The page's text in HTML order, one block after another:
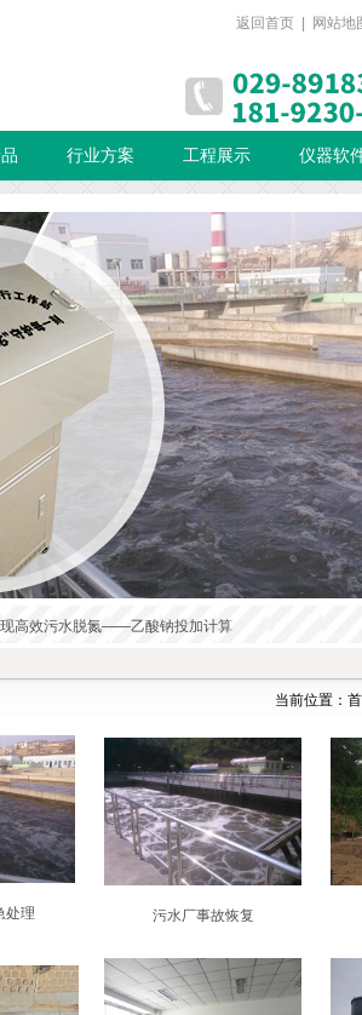
返回首页 网站地
行业方案 工程展示 仪器软
高效污水脱氮——乙酸钠投加计算
当前位置：
处理 污水厂事故恢复